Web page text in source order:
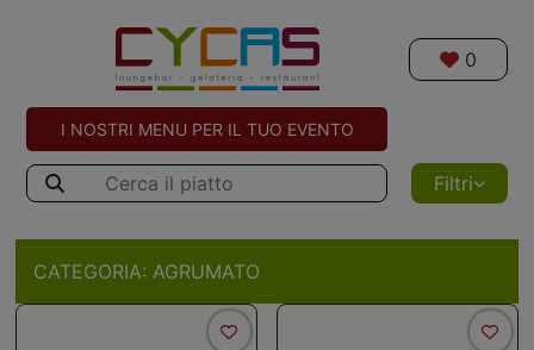
0
I NOSTRI MENU PER IL TUO EVENTO
Filtri
CATEGORIA:AGRUMATO